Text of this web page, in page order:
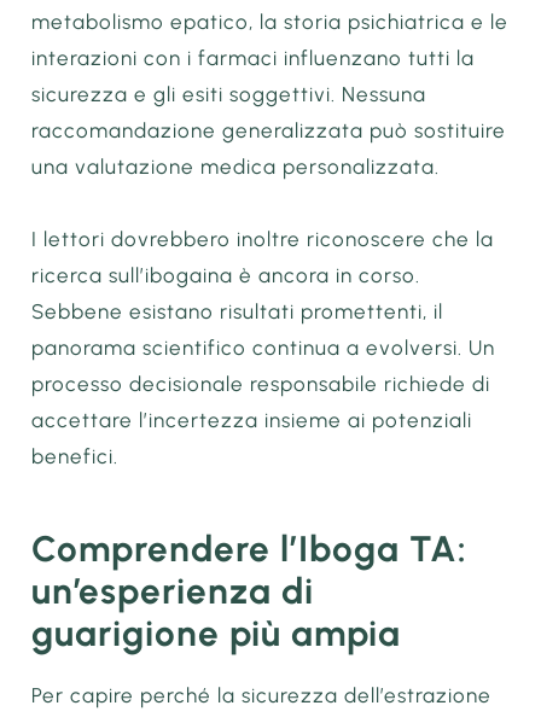
metabolismo epatico, la storia psichiatrica e le
interazioni con i farmaci influenzano tutti la
sicurezza e gli esiti soggettivi. Nessuna
raccomandazione generalizzata può sostituire
una valutazione medica personalizzata.
I lettori dovrebbero inoltre riconoscere che la
ricerca sull’ibogaina è ancora in corso.
Sebbene esistano risultati promettenti, il
panorama scientifico continua a evolversi. Un
processo decisionale responsabile richiede di
accettare l’incertezza insieme ai potenziali
benefici.
Comprendere l’Iboga TA:
un’esperienza di
guarigione più ampia
Per capire perché la sicurezza dell’estrazione